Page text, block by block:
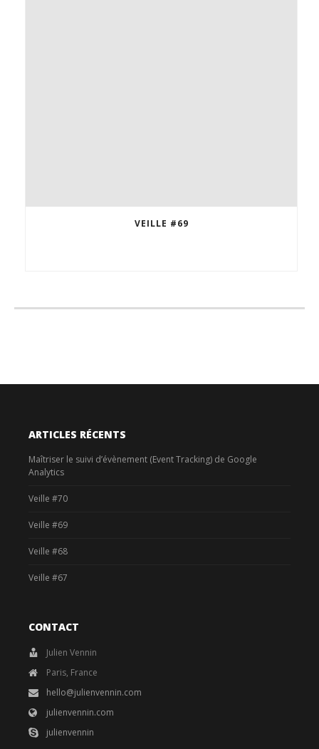
VEILLE #69
ARTICLES RÉCENTS
Maîtriser le suivi d’évènement (Event Tracking) de Google
Analytics
Veille #70
Veille #69
Veille #68
Veille #67
CONTACT
Julien Vennin
Paris, France
hello@julienvennin.com
julienvennin.com
julienvennin